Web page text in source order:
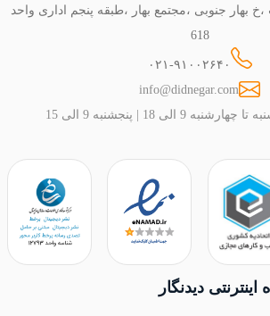
بهار جنوبی ،مجتمع بهار ،طبقه پنجم اداری واحد
618
۰۲۱-۹۱۰۰۲۶۴۰
info@didnegar.com
9 الی 18 | پنجشنبه 9 الی 15
دیدنگار